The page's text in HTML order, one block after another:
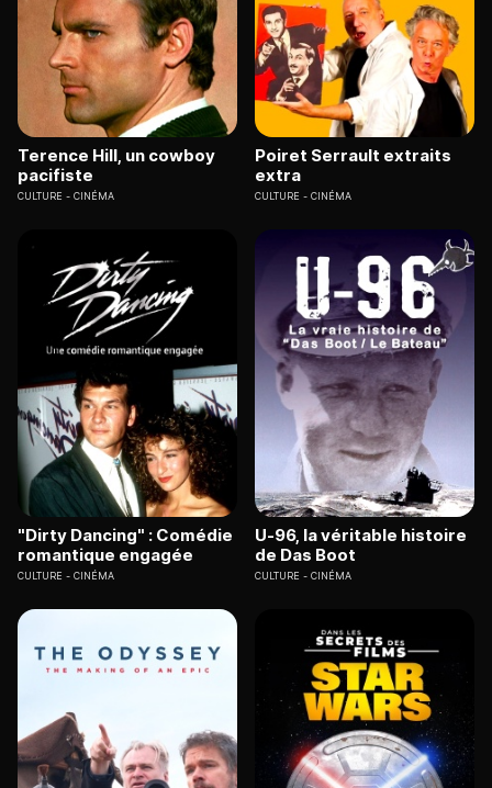
Terence Hill, un cowboy
pacifiste
CULTURE CINÉMA
Poiret Serrault extraits
extra
CULTURE CINÉMA
"Dirty Dancing" : Comédie
romantique engagée
CULTURE CINÉMA
U-96, la véritable histoire
de Das Boot
CULTURE CINÉMA